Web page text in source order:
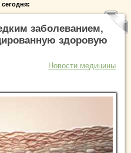
заболеванием,
здоровую
Новости медицины